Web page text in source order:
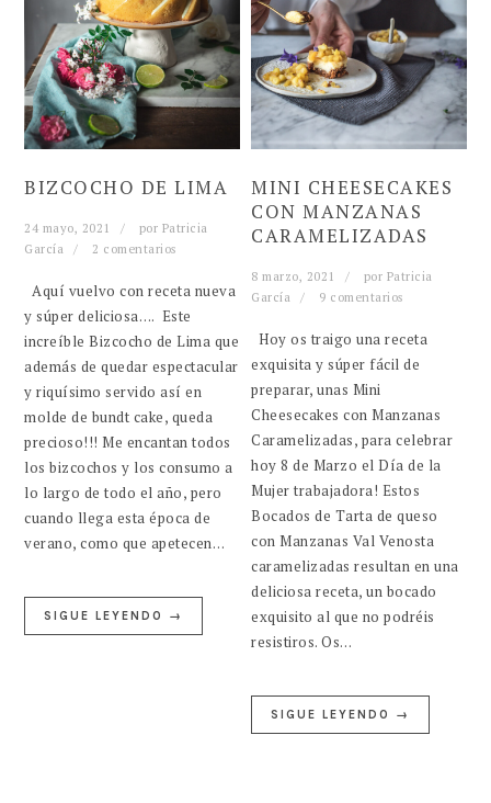
BIZCOCHO DE LIMA
24 mayo, 2021 por Patricia
García
2 comentarios
Aquí vuelvo con receta nueva
y súper deliciosa…. Este
increíble Bizcocho de Lima que
además de quedar espectacular
y riquísimo servido así en
molde de bundt cake, queda
precioso!!! Me encantan todos
los bizcochos y los consumo a
lo largo de todo el año, pero
cuando llega esta época de
verano, como que apetecen…
SIGUE LEYENDO →
MINI CHEESECAKES
CON MANZANAS
CARAMELIZADAS
8 marzo, 2021 por Patricia
García
9 comentarios
Hoy os traigo una receta
exquisita y súper fácil de
preparar, unas Mini
Cheesecakes con Manzanas
Caramelizadas, para celebrar
hoy 8 de Marzo el Día de la
Mujer trabajadora! Estos
Bocados de Tarta de queso
con Manzanas Val Venosta
caramelizadas resultan en una
deliciosa receta, un bocado
exquisito al que no podréis
resistiros. Os…
SIGUE LEYENDO →